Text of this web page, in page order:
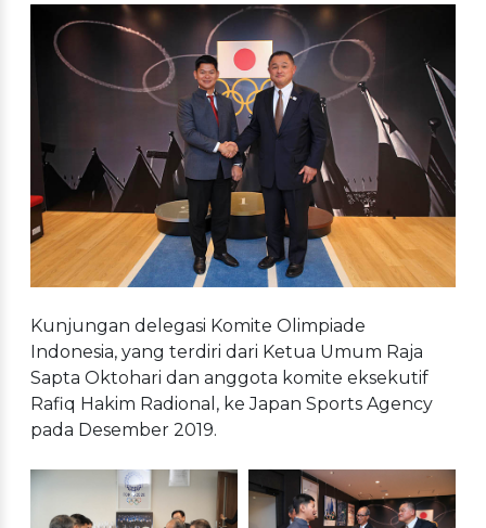
Kunjungan delegasi Komite Olimpiade
Indonesia, yang terdiri dari Ketua Umum Raja
Sapta Oktohari dan anggota komite eksekutif
Rafiq Hakim Radional, ke Japan Sports Agency
pada Desember 2019.